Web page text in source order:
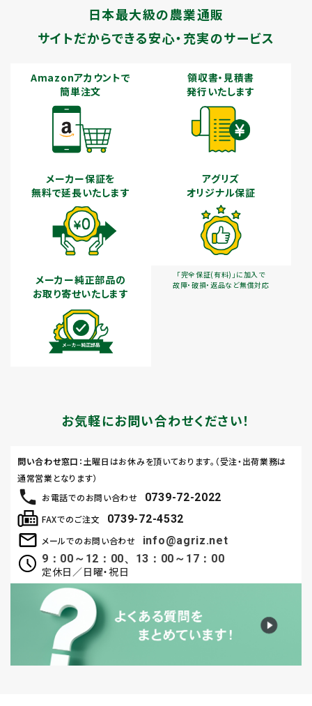
日本最大級の農業通販
サイトだからできる安心・充実のサービス
Amazonアカウントで
簡単注文
領収書・見積書
発行いたします
メーカー保証を
無料で延長いたします
アグリズ
オリジナル保証
「完全保証(有料)」に加入で
故障・破損・返品など無償対応
メーカー純正部品の
お取り寄せいたします
お気軽にお問い合わせください！
お電話でのお問い合わせ 0739-72-2022
メールでのお問い合わせ
info@agriz.net
9：00～12：00、13：00～17：00
定休日／日曜・祝日
FAXでのご注文 0739-72-4532
問い合わせ窓口 ：土曜日はお休みを頂いております。（受注・出荷業務は
通常営業となります）